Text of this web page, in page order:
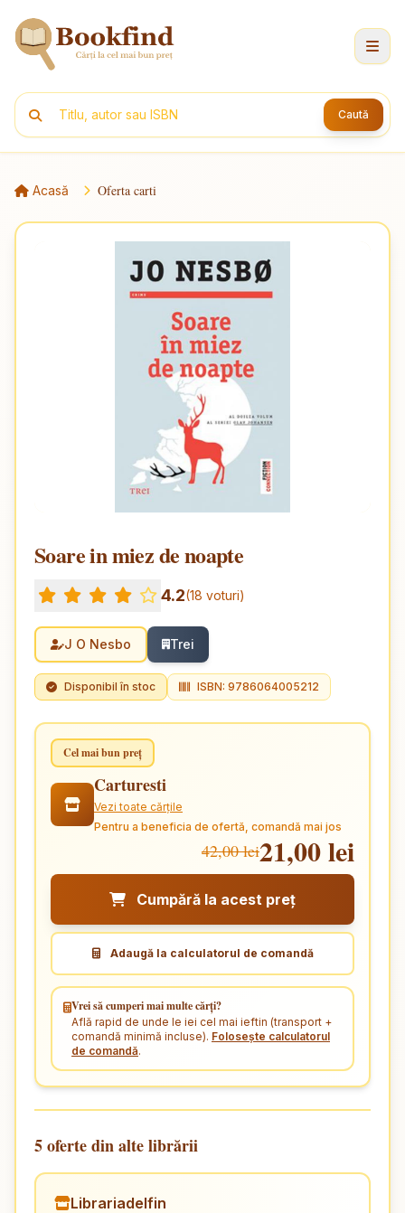
Caută
Acasă Oferta carti
Soare in miez de noapte
4.2(18 voturi)
J O Nesbo Trei
Disponibil în stoc ISBN: 9786064005212
Cel mai bun preț
Carturesti
Vezi toate cărțile
Pentru a beneficia de ofertă, comandă mai jos
42,00 lei21,00 lei
Cumpără la acest preț
Adaugă la calculatorul de comandă
Vrei să cumperi mai multe cărți?
Află rapid de unde le iei cel mai ieftin (transport +
comandă minimă incluse). Folosește calculatorul
de comandă.
5 oferte din alte librării
Librariadelfin